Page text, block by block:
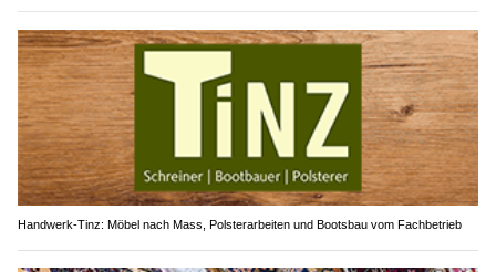
Handwerk-Tinz: Möbel nach Mass, Polsterarbeiten und Bootsbau vom Fachbetrieb